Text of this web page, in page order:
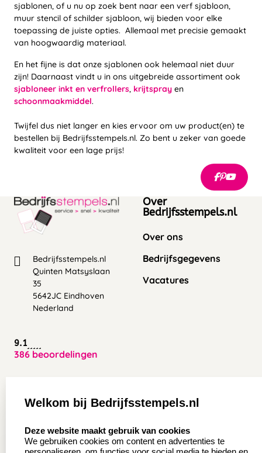
sjablonen, of u nu op zoek bent naar een verf sjabloon,
muur stencil of schilder sjabloon, wij bieden voor elke
toepassing de juiste opties. Allemaal met precisie gemaakt
van hoogwaardig materiaal.
En het fijne is dat onze sjablonen ook helemaal niet duur
zijn! Daarnaast vindt u in ons uitgebreide assortiment ook
sjabloneer inkt en verfrollers, krijtspray en
schoonmaakmiddel.
Twijfel dus niet langer en kies ervoor om uw product(en) te
bestellen bij Bedrijfsstempels.nl. Zo bent u zeker van goede
kwaliteit voor een lage prijs!
Bedrijfsstempels.nl
Quinten Matsyslaan
35
5642JC Eindhoven
Nederland
9.1
386 beoordelingen
Over
Bedrijfsstempels.nl
Over ons
Bedrijfsgegevens
Vacatures
Aanvraag op maat
Wederverkoper
worden
Contact opnemen
Veel gestelde vragen
Welkom bij Bedrijfsstempels.nl
Deze website maakt gebruik van cookies
We gebruiken cookies om content en advertenties te